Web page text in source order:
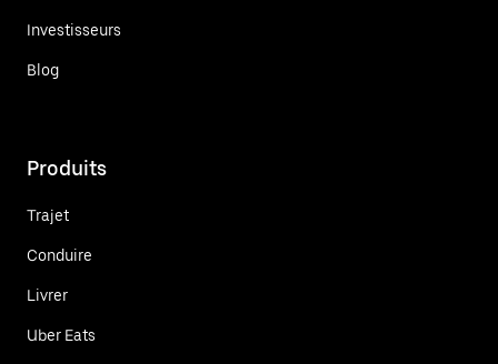
Investisseurs
Blog
Produits
Trajet
Conduire
Livrer
Uber Eats